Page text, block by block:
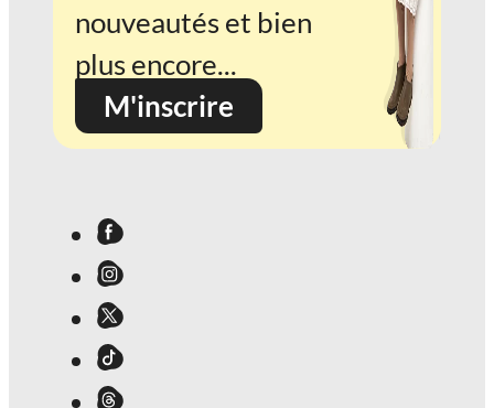
nouveautés et bien
plus encore...
M'inscrire